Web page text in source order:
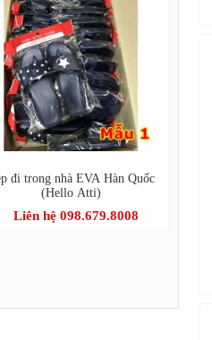
đi trong nhà EVA Hàn Quốc
(Hello Atti)
Liên hệ 098.679.8008